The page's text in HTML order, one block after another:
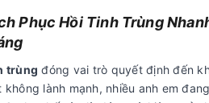
Phục Hồi Tinh Trùng
trùng đóng vai trò quyết định đến
không lành mạnh, nhiều anh em